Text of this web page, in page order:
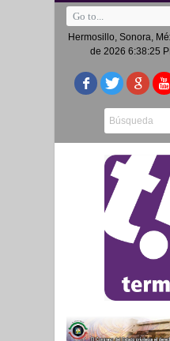
Hermosillo, Sonora,
de 2026 6:38:25